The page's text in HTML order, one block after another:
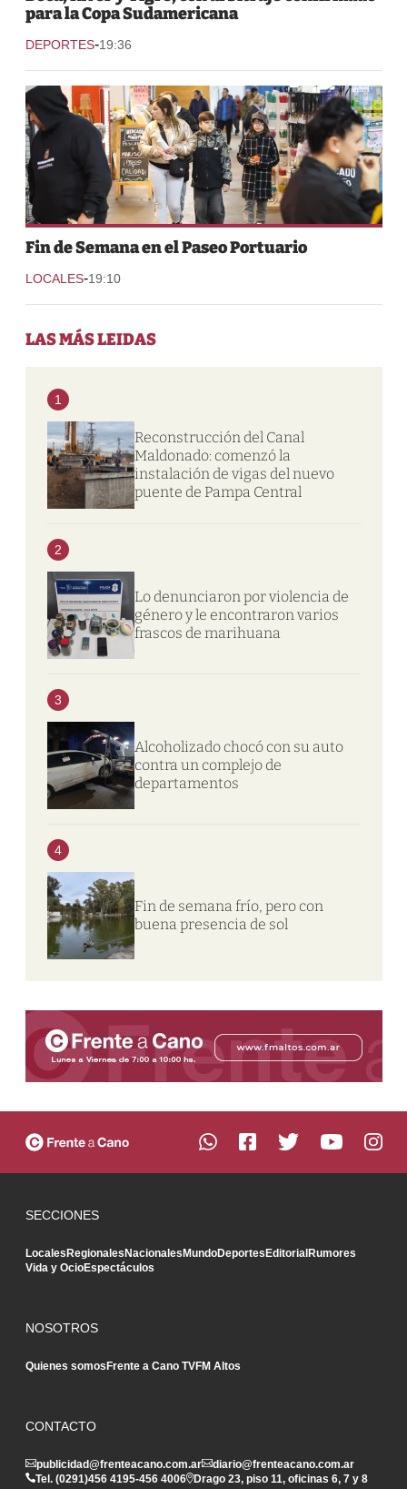
para la Copa Sudamericana
DEPORTES-19:36
Fin de Semana en el Paseo Portuario
LOCALES-19:10
LAS MÁS LEIDAS
1
Reconstrucción del Canal
Maldonado: comenzó la
instalación de vigas del nuevo
puente de Pampa Central
2
Lo denunciaron por violencia de
género y le encontraron varios
frascos de marihuana
3
Alcoholizado chocó con su auto
contra un complejo de
departamentos
4
Fin de semana frío, pero con
buena presencia de sol
SECCIONES
LocalesRegionalesNacionalesMundoDeportesEditorialRumores
Vida y OcioEspectáculos
NOSOTROS
Quienes somosFrente a Cano TVFM Altos
CONTACTO
publicidad@frenteacano.com.ar
diario@frenteacano.com.ar
Tel. (0291)456 4195-456 4006 Drago 23, piso 11, oficinas 6, 7 y 8